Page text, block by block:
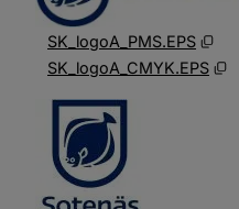
SK_logoA_PMS.EPS
SK_logoA_CMYK.EPS